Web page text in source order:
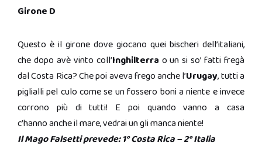
Girone D
Questo è il girone dove giocano quei bischeri dell’italiani,
che dopo avè vinto coll’Inghilterra o un si so’ fatti fregà
dal Costa Rica? Che poi aveva frego anche l’Urugay, tutti a
piglialli pel culo come se un fossero boni a niente e invece
corrono più di tutti! E poi quando vanno a casa
c’hanno anche il mare, vedrai un gli manca niente!
Il Mago Falsetti prevede: 1° Costa Rica – 2° Italia